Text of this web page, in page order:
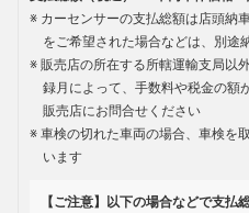
カーセンサーの支払総額は店頭納
をご希望された場合などは、別途
販売店の所在する所轄運輸支局以
録月によって、手数料や税金の額
販売店にお問合せください
車検の切れた車両の場合、車検を
います
【ご注意】以下の場合などで支払